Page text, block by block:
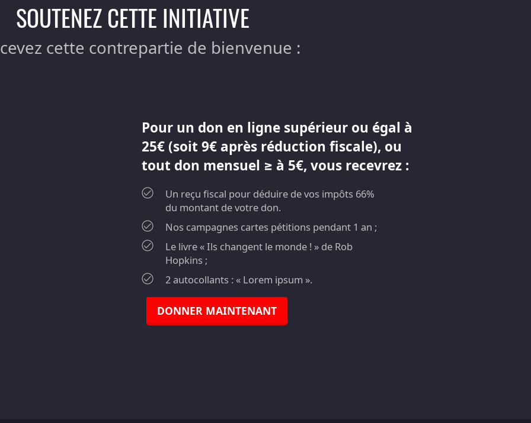
SOUTENEZ CETTE INITIATIVE
cette contrepartie de bienvenue :
Pour un don en ligne supérieur ou égal à
25€ (soit 9€ après réduction fiscale), ou
tout don mensuel ≥ à 5€, vous recevrez :
Un reçu fiscal pour déduire de vos impôts 66%
du montant de votre don.
Nos campagnes cartes pétitions pendant 1 an ;
Le livre « Ils changent le monde ! » de Rob
Hopkins ;
2 autocollants : « Lorem ipsum ».
DONNER MAINTENANT